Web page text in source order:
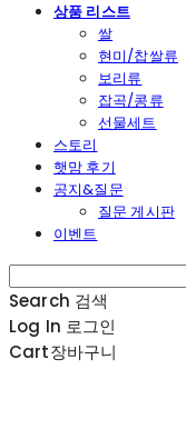
상품 리스트
쌀
현미/찹쌀류
보리류
잡곡/콩류
선물세트
스토리
햇맘 후기
공지&질문
질문 게시판
이벤트
Search 검색
Log In 로그인
Cart장바구니